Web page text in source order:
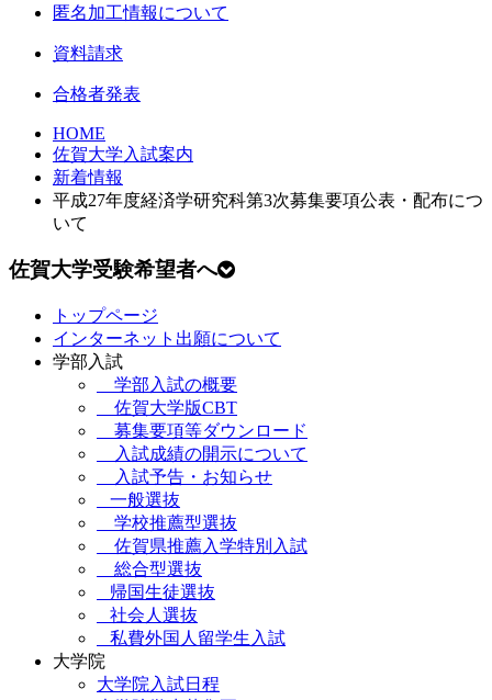
匿名加工情報について
資料請求
合格者発表
HOME
佐賀大学入試案内
新着情報
平成27年度経済学研究科第3次募集要項公表・配布につ
いて
佐賀大学受験希望者へ
トップページ
インターネット出願について
学部入試
学部入試の概要
佐賀大学版CBT
募集要項等ダウンロード
入試成績の開示について
入試予告・お知らせ
一般選抜
学校推薦型選抜
佐賀県推薦入学特別入試
総合型選抜
帰国生徒選抜
社会人選抜
私費外国人留学生入試
大学院
大学院入試日程